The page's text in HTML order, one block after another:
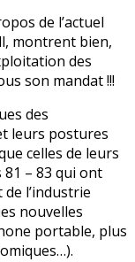
de l’actuel
montrent bien,
des
son mandat !!!
des
leurs postures
celles de leurs
– 83 qui ont
l’industrie
nouvelles
portable, plus